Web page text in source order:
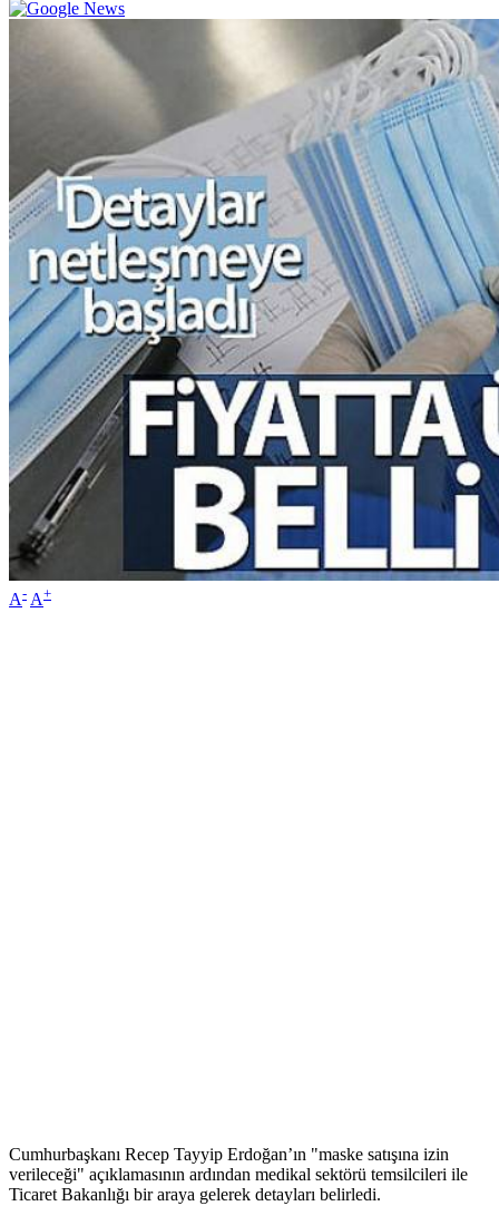
A- A+
Cumhurbaşkanı Recep Tayyip Erdoğan’ın "maske satışına izin
verileceği" açıklamasının ardından medikal sektörü temsilcileri ile
Ticaret Bakanlığı bir araya gelerek detayları belirledi.